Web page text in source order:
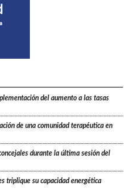
del aumento a las tasas
de una comunidad terapéutica en
durante la última sesión del
triplique su capacidad energética